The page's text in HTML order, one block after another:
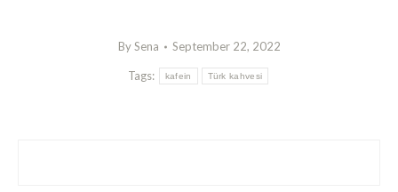
BySena September 22, 2022
Tags: kafein Türk kahvesi